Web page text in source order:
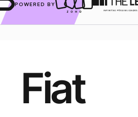
POWERED BY
Fiat